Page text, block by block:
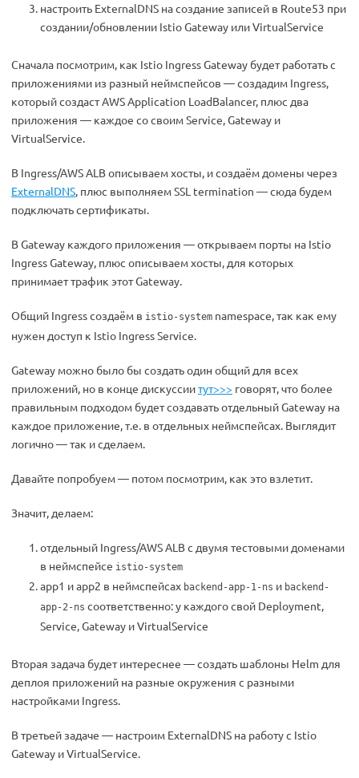
настроить ExternalDNS на создание записей в Route53 при
создании/обновлении Istio Gateway или VirtualService
Сначала посмотрим, как Istio Ingress Gateway будет работать с
приложениями из разный неймспейсов — создадим Ingress,
который создаст AWS Application LoadBalancer, плюс два
приложения — каждое со своим Service, Gateway и
VirtualService.
В Ingress/AWS ALB описываем хосты, и создаём домены через
ExternalDNS, плюс выполняем SSL termination — сюда будем
подключать сертификаты.
В Gateway каждого приложения — открываем порты на Istio
Ingress Gateway, плюс описываем хосты, для которых
принимает трафик этот Gateway.
Общий Ingress создаём в istio-system namespace, так как ему
нужен доступ к Istio Ingress Service.
Gateway можно было бы создать один общий для всех
приложений, но в конце дискуссиитут>>> говорят, что более
правильным подходом будет создавать отдельный Gateway на
каждое приложение, т.е. в отдельных неймспейсах. Выглядит
логично — так и сделаем.
Давайте попробуем — потом посмотрим, как это взлетит.
Значит, делаем:
отдельный Ingress/AWS ALB с двумя тестовыми доменами
в неймспейсе istio-system
app1 и app2 в неймспейсах backend-app-1-ns и backend-
app-2-ns соответственно: у каждого свой Deployment,
Service, Gateway и VirtualService
Вторая задача будет интереснее — создать шаблоны Helm для
деплоя приложений на разные окружения с разными
настройками Ingress.
В третьей задаче — настроим ExternalDNS на работу с Istio
Gateway и VirtualService.